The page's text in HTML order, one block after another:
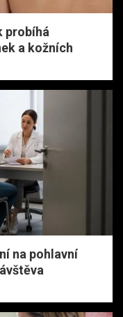
probíhá
a kožních
na pohlavní